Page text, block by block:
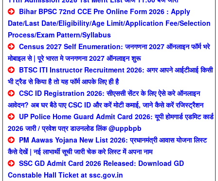
Bihar BPSC 72nd CCE Pre Online Form 2026 : Apply
Date/Last Date/Eligibility/Age Limit/Application Fee/Selection
Process/Exam Pattern/Syllabus
Census 2027 Self Enumeration: जनगणना 2027 ऑनलाइन फॉर्म भरे
मोबाइल से | पूरे भारत मे जनगणना 2027 ऑनलाइन शुरू
BTSC ITI Instructor Recruitment 2026: अगर आपने आईटीआई किसी
भी ट्रैड से किया है तो यह फॉर्म आपके लिए ही है
CSC ID Registration 2026: सीएससी सेंटर के लिए ऐसे करे ऑनलाइन
आवेदन? अब घर बैठे पाए CSC ID और करें मोटी कमाई, जाने कैसे करें रजिस्ट्रैशन
UP Police Home Guard Admit Card 2026: यूपी होमगार्ड एडमिट कार्ड
2026 जारी / प्रवेश पत्र डाउनलोड लिंक @uppbpb
PM Aawas Yojana New List 2026: प्रधानमंत्री आवास योजना लिस्ट
कैसे देखें | नई लाभार्थी सूची जारी चेक करे लिस्ट में अपना नाम
SSC GD Admit Card 2026 Released: Download GD
Constable Hall Ticket at ssc.gov.in